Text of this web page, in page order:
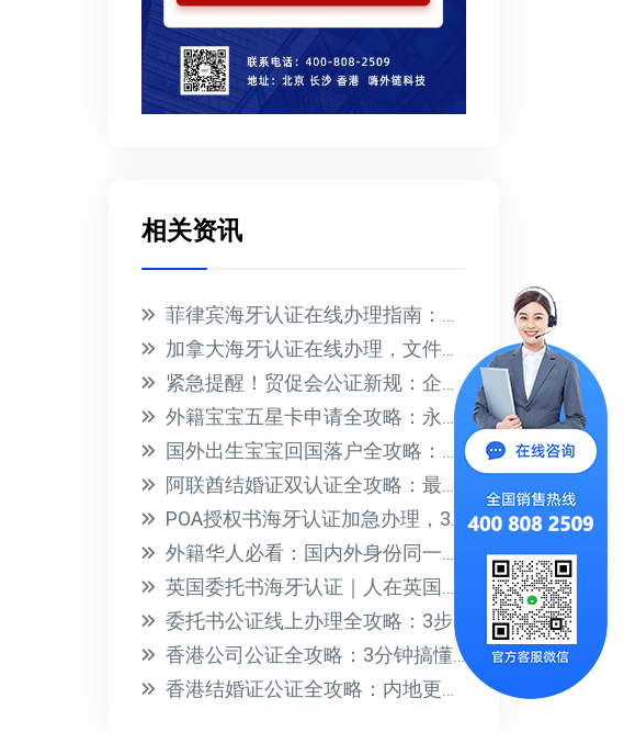
相关资讯
菲律宾海牙认证在线办理指南：无需亲临，文件全球通用
加拿大海牙认证在线办理，文件回国轻松搞定！
紧急提醒！贸促会公证新规：企业信息报告必须补充说明，缺件将影响认证
外籍宝宝五星卡申请全攻略：永居资格+教育医疗福利一步到位
国外出生宝宝回国落户全攻略：材料清单+流程详解
阿联酋结婚证双认证全攻略：最新流程与材料清单
POA授权书海牙认证加急办理，3步搞定全球通用
外籍华人必看：国内外身份同一人证明全攻略
英国委托书海牙认证｜人在英国，远程授权国内房产与法律事务
委托书公证线上办理全攻略：3步搞定远程公证，省时省力
香港公司公证全攻略：3分钟搞懂流程、文件与避坑要点
香港结婚证公证全攻略：内地更改婚姻状况必备流程